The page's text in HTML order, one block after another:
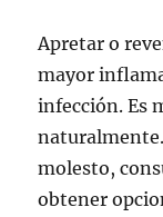
Apretar o
mayor
infección. Es
molesto,
obtener